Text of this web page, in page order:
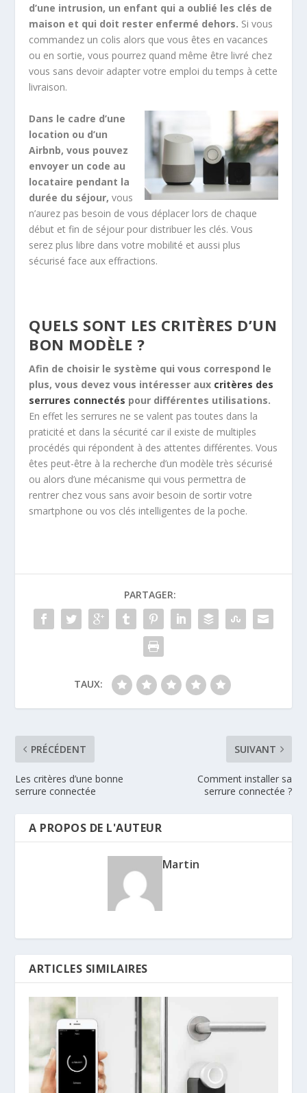
d’une intrusion, un enfant qui a oublié les clés de
maison et qui doit rester enfermé dehors. Si vous
commandez un colis alors que vous êtes en vacances
ou en sortie, vous pourrez quand même être livré chez
vous sans devoir adapter votre emploi du temps à cette
livraison.
Dans le cadre d’une
location ou d’un
Airbnb, vous pouvez
envoyer un code au
locataire pendant la
durée du séjour, vous
n’aurez pas besoin de vous déplacer lors de chaque
début et fin de séjour pour distribuer les clés. Vous
serez plus libre dans votre mobilité et aussi plus
sécurisé face aux effractions.
QUELS SONT LES CRITÈRES D’UN
BON MODÈLE ?
Afin de choisir le système qui vous correspond le
plus, vous devez vous intéresser aux critères des
serrures connectés pour différentes utilisations.
En effet les serrures ne se valent pas toutes dans la
praticité et dans la sécurité car il existe de multiples
procédés qui répondent à des attentes différentes. Vous
êtes peut-être à la recherche d’un modèle très sécurisé
ou alors d’une mécanisme qui vous permettra de
rentrer chez vous sans avoir besoin de sortir votre
smartphone ou vos clés intelligentes de la poche.
PARTAGER:
TAUX:
PRÉCÉDENT
Les critères d’une bonne
serrure connectée
SUIVANT
Comment installer sa
serrure connectée ?
A PROPOS DE L'AUTEUR
Martin
ARTICLES SIMILAIRES